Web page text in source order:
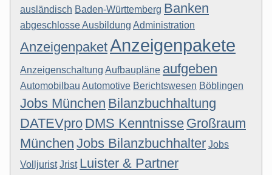
ausländisch Baden-Württemberg Banken
abgeschlosse Ausbildung Administration
AnzeigenpaketAnzeigenpakete
Anzeigenschaltung Aufbaupläne aufgeben
Automobilbau Automotive Berichtswesen Böblingen
Jobs München Bilanzbuchhaltung
DATEVpro DMS Kenntnisse Großraum
München Jobs Bilanzbuchhalter Jobs
Volljurist Jrist Luister & Partner